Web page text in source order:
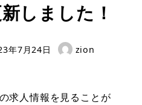
しました！
年7月24日
著
zion
求人情報を見ることが